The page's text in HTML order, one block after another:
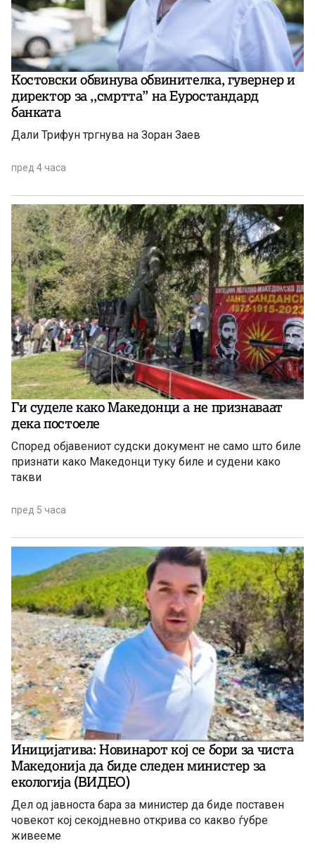
Костовски обвинува обвинителка, гувернер и
директор за ,,смртта” на Еуростандард
банката
Дали Трифун тргнува на Зоран Заев
пред 4 часа
Ги суделе како Македонци а не признаваат
дека постоеле
Според објавениот судски документ не само што биле
признати како Македонци туку биле и судени како
такви
пред 5 часа
Иницијатива: Новинарот кој се бори за чиста
Македонија да биде следен министер за
екологија (ВИДЕО)
Дел од јавноста бара за министер да биде поставен
човекот кој секојдневно открива со какво ѓубре
живееме